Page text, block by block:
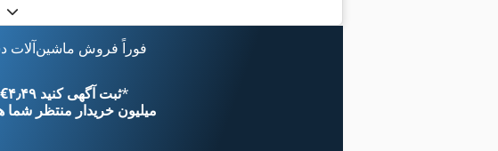
فوراً فروش ماشین‌آلات
اکنون از ‎€۴٫۴۹ ثبت آگهی کنید*
۱۱ میلیون خریدار منتظر شما